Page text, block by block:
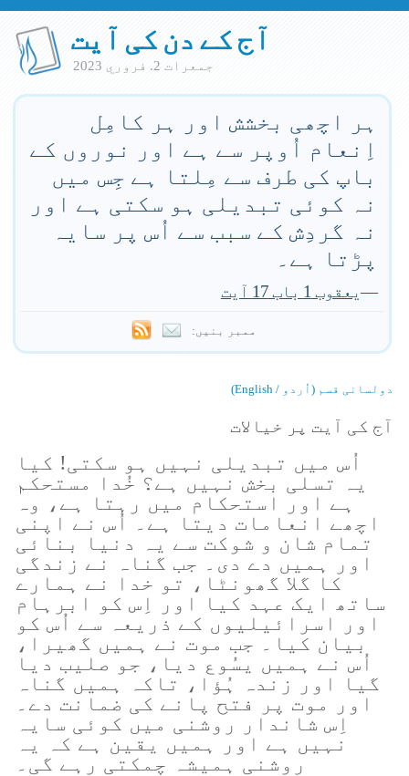
آج کے دن کی آیت
جمعرات 2. فروري 2023
ہر اچھی بخشش اور ہر کامِل
اِنعام اُوپر سے ہے اور نوروں کے
باپ کی طرف سے مِلتا ہے جِس میں
نہ کوئی تبدیلی ہو سکتی ہے اور
نہ گردِش کے سبب سے اُس پر سایہ
پڑتا ہے۔
—یعقوب 1 باب 17 آیت
ممبر بنیں:
دولسانی قسم (اُردو / English)
آج کی آیت پر خیالات
اُس میں تبدیلی نہیں ہو سکتی! کیا
یہ تسلی بخش نہیں ہے؟ خُدا مستحکم
ہے اور استحکام میں رہتا ہے، وہ
اچھے انعامات دیتا ہے۔ اُس نے اپنی
تمام شان و شوکت سے یہ دنیا بنائی
اور ہمیں دے دی۔ جب گناہ نے زندگی
کا گلا گھونٹا، تو خدا نے ہمارے
ساتھ ایک عہد کیا اور اِس کو ابرہام
اور اسرائیلیوں کے ذریعہ سے اُس کو
بیان کیا۔ جب موت نے ہمیں گھیرا،
اُس نے ہمیں یسُوع دیا، جو صلیب دیا
گیا اور زندہ ہُؤا، تاکہ ہمیں گناہ
اور موت پر فتح پانے کی ضمانت دے۔
اِس شاندار روشنی میں کوئی سایہ
نہیں ہے اور ہمیں یقین ہے کہ یہ
روشنی ہمیشہ چمکتی رہے گی۔